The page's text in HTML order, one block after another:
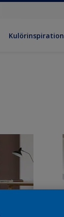
Kulörinspiration